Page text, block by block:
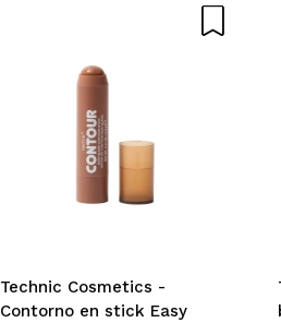
Technic Cosmetics -
Contorno en stick Easy